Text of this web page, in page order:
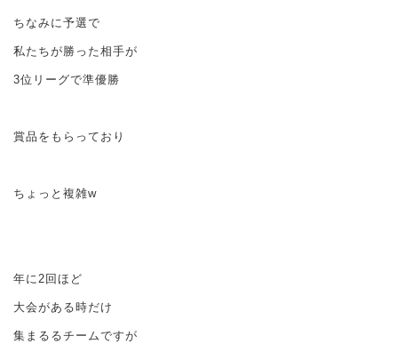
ちなみに予選で
私たちが勝った相手が
3位リーグで準優勝
賞品をもらっており
ちょっと複雑w
年に2回ほど
大会がある時だけ
集まるるチームですが